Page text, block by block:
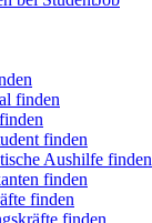
finden
finden
Aushilfe finden
finden
finden
finden